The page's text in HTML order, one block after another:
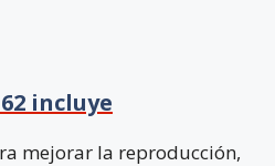
incluye
mejorar la reproducción,